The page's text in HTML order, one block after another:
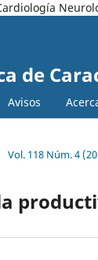
de
Avisos
Vol. 118 Núm. 4